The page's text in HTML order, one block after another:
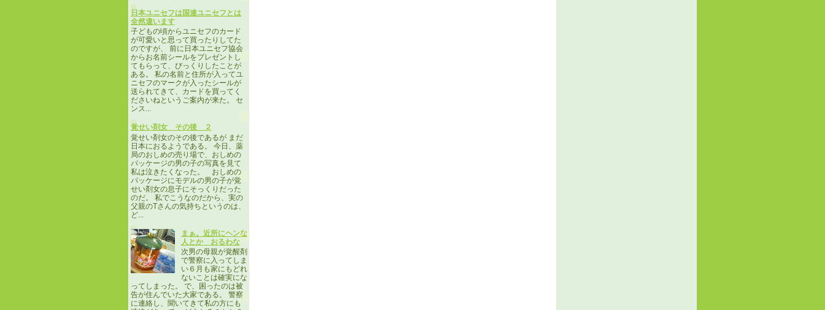
日本ユニセフは国連ユニセフとは
全然違います
子どもの頃からユニセフのカード
が可愛いと思って買ったりしてた
のですが、 前に日本ユニセフ協会
からお名前シールをプレゼントし
てもらって、びっくりしたことが
ある。 私の名前と住所が入ってユ
ニセフのマークが入ったシールが
送られてきて、カードを買ってく
ださいねというご案内が来た。 セ
ンス...
覚せい剤女 その後 ２
覚せい剤女のその後であるが まだ
日本におるようである。 今日、薬
局のおしめの売り場で、おしめの
パッケージの男の子の写真を見て
私は泣きたくなった。 おしめの
パッケージにモデルの男の子が覚
せい剤女の息子にそっくりだった
のだ。 私でこうなのだから、実の
父親のTさんの気持ちというのは、
ど...
まぁ。近所にヘンな
人とか おるわな
次男の母親が覚醒剤
で警察に入ってしま
い６月も家にもどれ
ないことは確実にな
ってしまった。 で、困ったのは被
告が住んでいた大家である。 警察
に連絡し、聞いてきて私の方にも